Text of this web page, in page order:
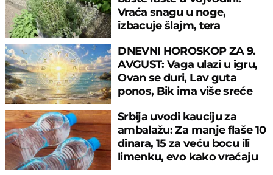
Vraća snagu u noge,
izbacuje šlajm, tera
DNEVNI HOROSKOP ZA 9.
AVGUST: Vaga ulazi u igru,
Ovan se duri, Lav guta
ponos, Bik ima više sreće
Srbija uvodi kauciju za
ambalažu: Za manje flaše 10
dinara, 15 za veću bocu ili
limenku, evo kako vraćaju